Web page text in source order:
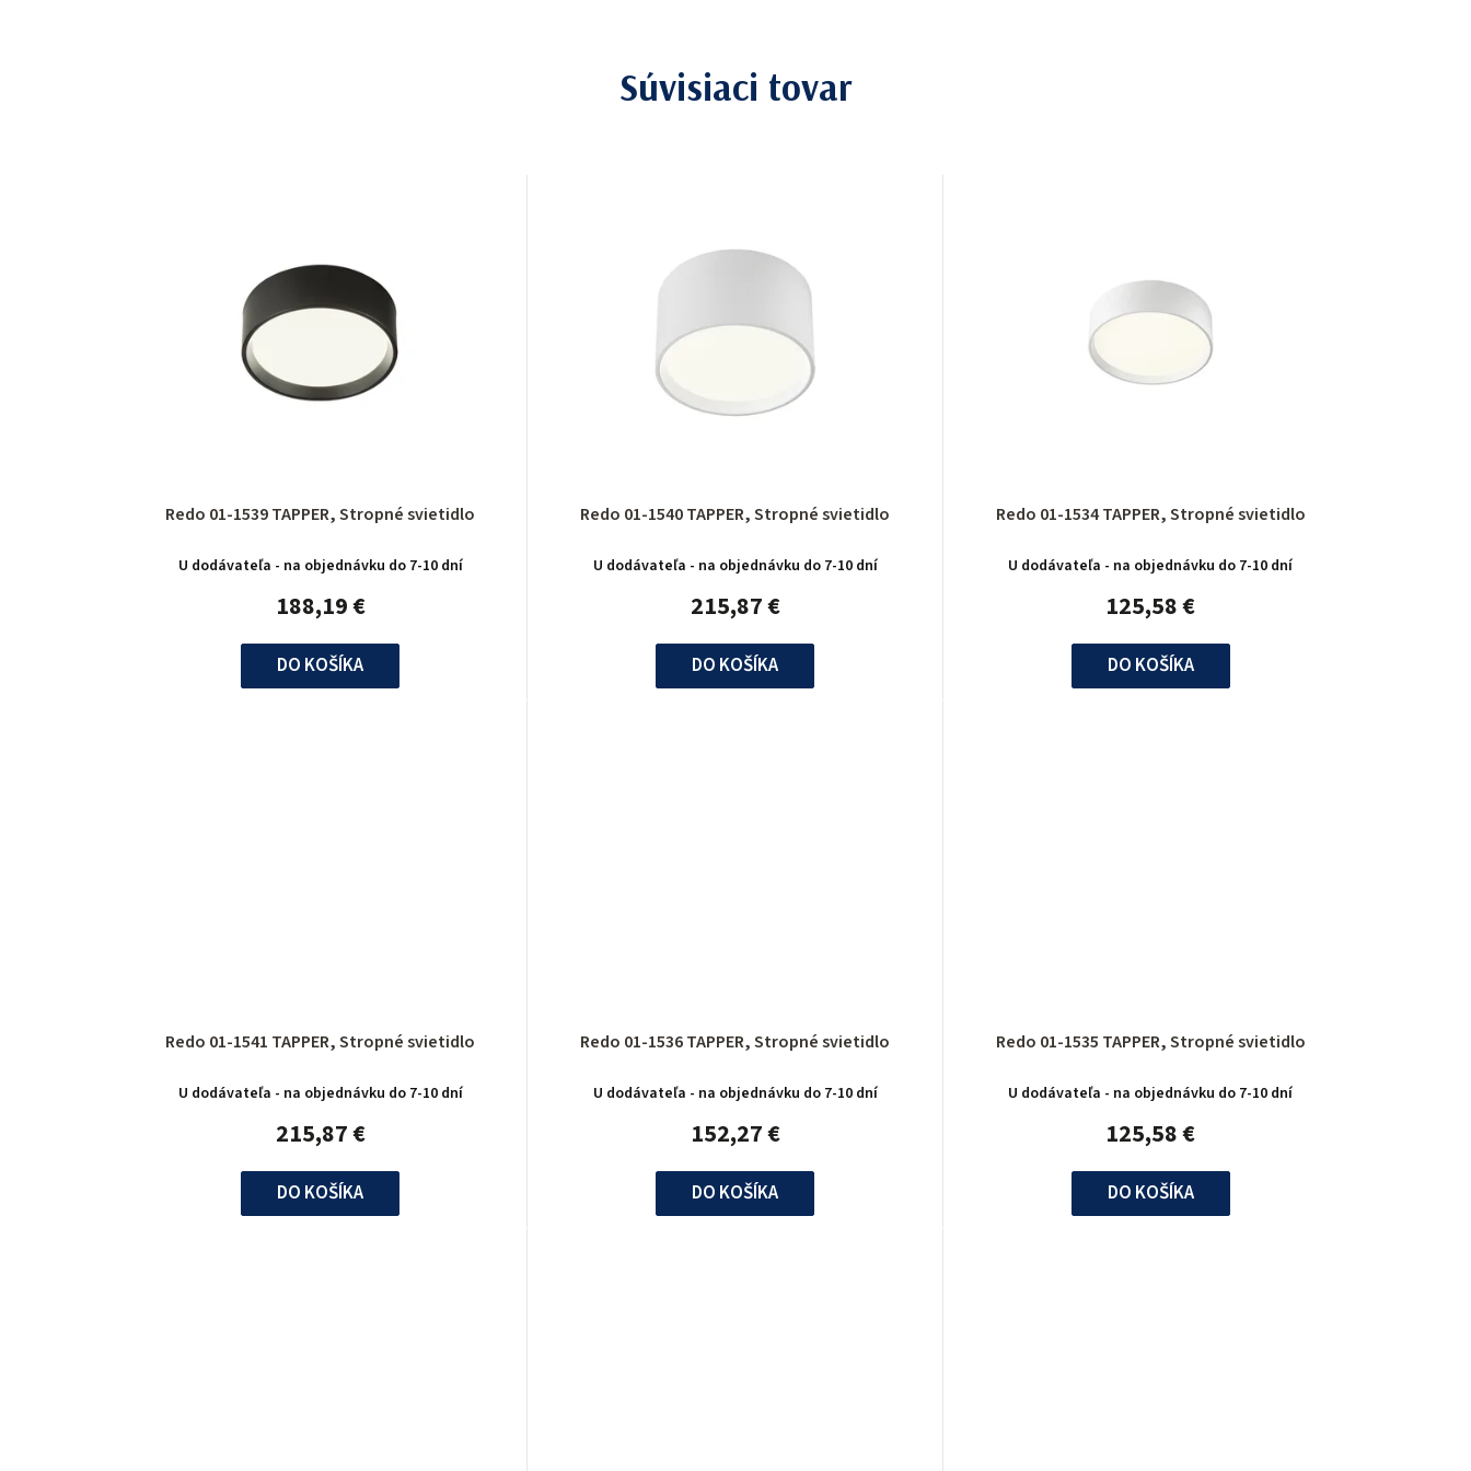
Súvisiaci tovar
Redo 01-1539 TAPPER, Stropné svietidlo
U dodávateľa - na objednávku do 7-10 dní
188,19 €
DO KOŠÍKA
Redo 01-1540 TAPPER, Stropné svietidlo
U dodávateľa - na objednávku do 7-10 dní
215,87 €
DO KOŠÍKA
Redo 01-1534 TAPPER, Stropné svietidlo
U dodávateľa - na objednávku do 7-10 dní
125,58 €
DO KOŠÍKA
Redo 01-1541 TAPPER, Stropné svietidlo
U dodávateľa - na objednávku do 7-10 dní
215,87 €
DO KOŠÍKA
Redo 01-1536 TAPPER, Stropné svietidlo
U dodávateľa - na objednávku do 7-10 dní
152,27 €
DO KOŠÍKA
Redo 01-1535 TAPPER, Stropné svietidlo
U dodávateľa - na objednávku do 7-10 dní
125,58 €
DO KOŠÍKA